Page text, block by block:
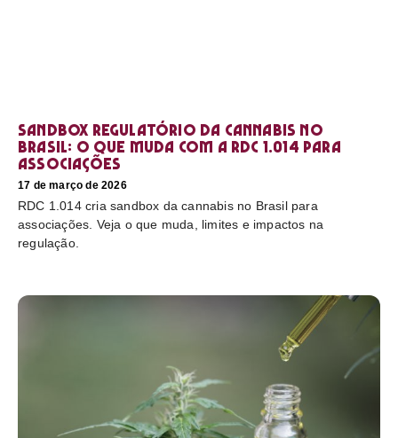
Sandbox regulatório da cannabis no
Brasil: o que muda com a RDC 1.014 para
associações
17 de março de 2026
RDC 1.014 cria sandbox da cannabis no Brasil para
associações. Veja o que muda, limites e impactos na
regulação.